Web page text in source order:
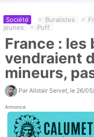
Société # Buralistes #
jeunes
# Puff
France : les
vendraient
mineurs,
Par Alistair Servet , le 26/
Annonce